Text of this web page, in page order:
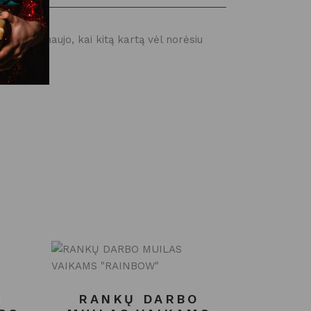
iš naujo, kai kitą kartą vėl norėsiu
RANKŲ DARBO